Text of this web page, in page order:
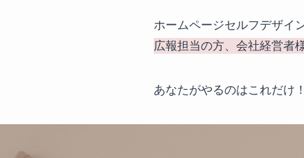
ホームページセルフデザイ
広報担当の方、会社経営者
あなたがやるのはこれだけ！